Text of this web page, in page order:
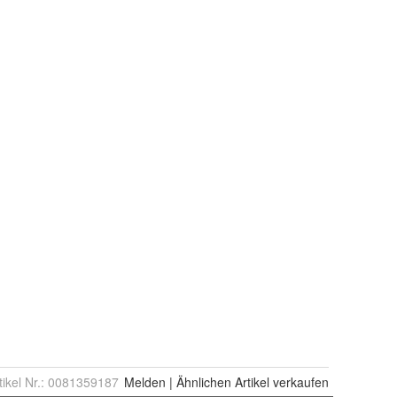
Nr.: 0081359187 Melden | Ähnlichen Artikel verkaufen